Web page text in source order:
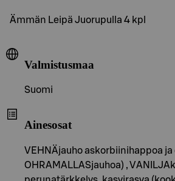
Ämmän Leipä Juorupulla 4 kpl
Valmistusmaa
Suomi
Ainesosat
VEHNÄjauho askorbiinihappoa
OHRAMALLASjauhoa) ,